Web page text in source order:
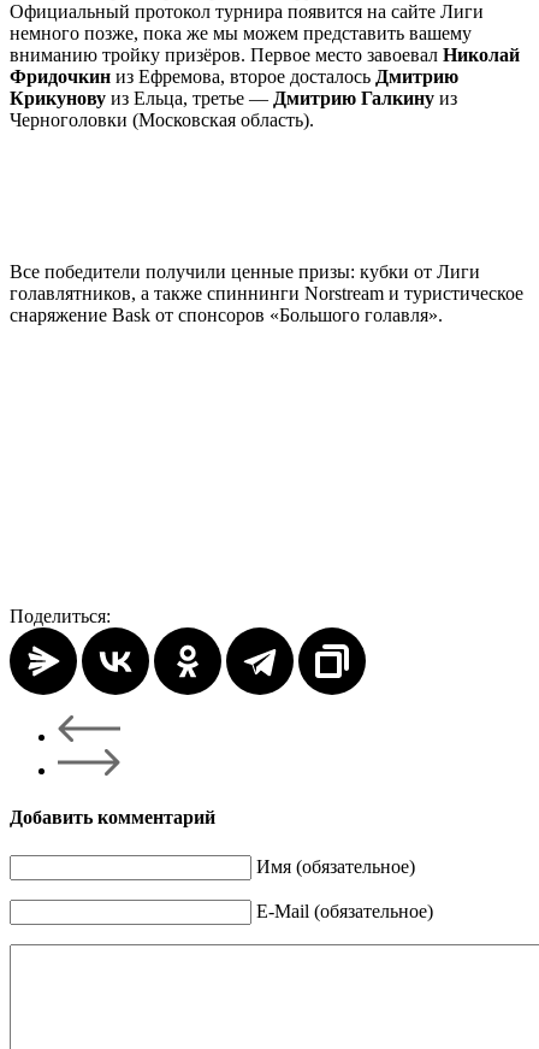
Официальный протокол турнира появится на сайте Лиги
немного позже, пока же мы можем представить вашему
вниманию тройку призёров. Первое место завоевал Николай
Фридочкин из Ефремова, второе досталось Дмитрию
Крикунову из Ельца, третье — Дмитрию Галкину из
Черноголовки (Московская область).
Все победители получили ценные призы: кубки от Лиги
голавлятников, а также спиннинги Norstream и туристическое
снаряжение Bask от спонсоров «Большого голавля».
Поделиться:
Добавить комментарий
Имя (обязательное)
E-Mail (обязательное)